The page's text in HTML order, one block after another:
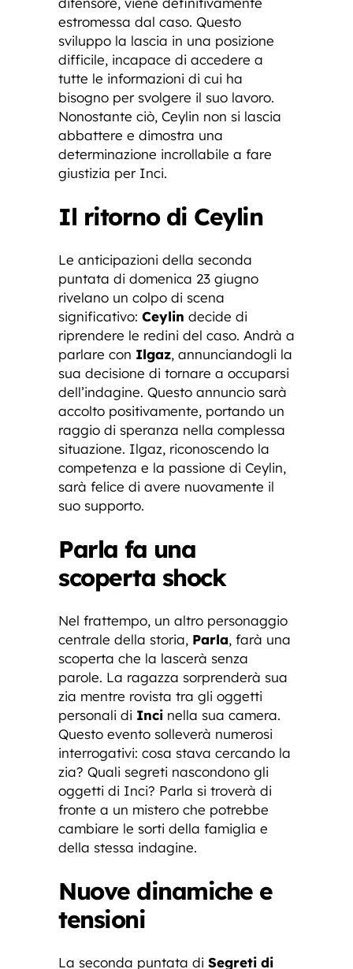
estromessa dal caso. Questo
sviluppo la lascia in una posizione
difficile, incapace di accedere a
tutte le informazioni di cui ha
bisogno per svolgere il suo lavoro.
Nonostante ciò, Ceylin non si lascia
abbattere e dimostra una
determinazione incrollabile a fare
giustizia per Inci.
Il ritorno di Ceylin
Le anticipazioni della seconda
puntata di domenica 23 giugno
rivelano un colpo di scena
significativo: Ceylin decide di
riprendere le redini del caso. Andrà a
parlare con Ilgaz, annunciandogli la
sua decisione di tornare a occuparsi
dell’indagine. Questo annuncio sarà
accolto positivamente, portando un
raggio di speranza nella complessa
situazione. Ilgaz, riconoscendo la
competenza e la passione di Ceylin,
sarà felice di avere nuovamente il
suo supporto.
Parla fa una
scoperta shock
Nel frattempo, un altro personaggio
centrale della storia, Parla, farà una
scoperta che la lascerà senza
parole. La ragazza sorprenderà sua
zia mentre rovista tra gli oggetti
personali di Inci nella sua camera.
Questo evento solleverà numerosi
interrogativi: cosa stava cercando la
zia? Quali segreti nascondono gli
oggetti di Inci? Parla si troverà di
fronte a un mistero che potrebbe
cambiare le sorti della famiglia e
della stessa indagine.
Nuove dinamiche e
tensioni
La seconda puntata di Segreti di